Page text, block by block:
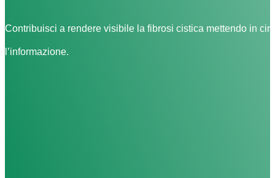
Contribuisci a rendere visibile la fibrosi cistica mettendo in
l’informazione.